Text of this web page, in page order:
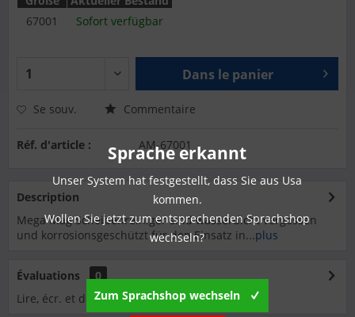
67001
Sofort verfügbar
Dans le panier
Se souv. Commentaire
Réf. d'article : AM-67001
Description
Mega Mag Scheibenreiniger sind wasserdicht vergossen
und korrosionsgeschützt für den Einsatz in...plus
Évaluations
0
Lire, écr. et débatt. des analyses…plus
Sprache erkannt
Unser System hat festgestellt, dass Sie aus Usa
kommen.
Wollen Sie jetzt zum entsprechenden Sprachshop
wechseln?
Zum Sprachshop wechseln